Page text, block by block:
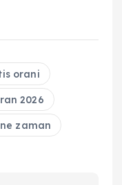
orani
2026
ne zaman